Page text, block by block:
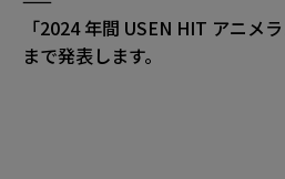
「2024 年間 USEN HIT アニメ
まで発表します。